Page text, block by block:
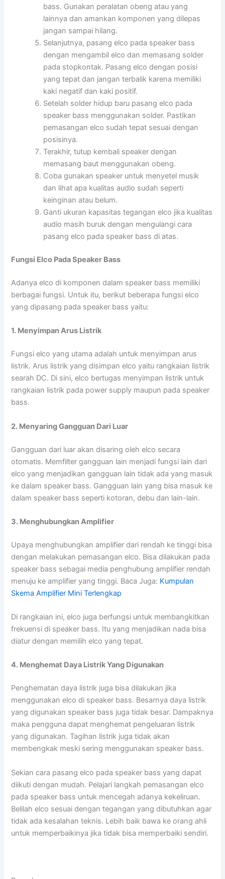
bass. Gunakan peralatan obeng atau yang
lainnya dan amankan komponen yang dilepas
jangan sampai hilang.
Selanjutnya, pasang elco pada speaker bass
dengan mengambil elco dan memasang solder
pada stopkontak. Pasang elco dengan posisi
yang tepat dan jangan terbalik karena memiliki
kaki negatif dan kaki positif.
Setelah solder hidup baru pasang elco pada
speaker bass menggunakan solder. Pastikan
pemasangan elco sudah tepat sesuai dengan
posisinya.
Terakhir, tutup kembali speaker dengan
memasang baut menggunakan obeng.
Coba gunakan speaker untuk menyetel musik
dan lihat apa kualitas audio sudah seperti
keinginan atau belum.
Ganti ukuran kapasitas tegangan elco jika kualitas
audio masih buruk dengan mengulangi cara
pasang elco pada speaker bass di atas.
Fungsi Elco Pada Speaker Bass
Adanya elco di komponen dalam speaker bass memiliki
berbagai fungsi. Untuk itu, berikut beberapa fungsi elco
yang dipasang pada speaker bass yaitu:
1. Menyimpan Arus Listrik
Fungsi elco yang utama adalah untuk menyimpan arus
listrik. Arus listrik yang disimpan elco yaitu rangkaian listrik
searah DC. Di sini, elco bertugas menyimpan listrik untuk
rangkaian listrik pada power supply maupun pada speaker
bass.
2. Menyaring Gangguan Dari Luar
Gangguan dari luar akan disaring oleh elco secara
otomatis. Memfilter gangguan lain menjadi fungsi lain dari
elco yang menjadikan gangguan lain tidak ada yang masuk
ke dalam speaker bass. Gangguan lain yang bisa masuk ke
dalam speaker bass seperti kotoran, debu dan lain-lain.
3. Menghubungkan Amplifier
Upaya menghubungkan amplifier dari rendah ke tinggi bisa
dengan melakukan pemasangan elco. Bisa dilakukan pada
speaker bass sebagai media penghubung amplifier rendah
menuju ke amplifier yang tinggi. Baca Juga: Kumpulan
Skema Amplifier Mini Terlengkap
Di rangkaian ini, elco juga berfungsi untuk membangkitkan
frekuensi di speaker bass. Itu yang menjadikan nada bisa
diatur dengan memilih elco yang tepat.
4. Menghemat Daya Listrik Yang Digunakan
Penghematan daya listrik juga bisa dilakukan jika
menggunakan elco di speaker bass. Besarnya daya listrik
yang digunakan speaker bass juga tidak besar. Dampaknya
maka pengguna dapat menghemat pengeluaran listrik
yang digunakan. Tagihan listrik juga tidak akan
membengkak meski sering menggunakan speaker bass.
Sekian cara pasang elco pada speaker bass yang dapat
diikuti dengan mudah. Pelajari langkah pemasangan elco
pada speaker bass untuk mencegah adanya kekeliruan.
Belilah elco sesuai dengan tegangan yang dibutuhkan agar
tidak ada kesalahan teknis. Lebih baik bawa ke orang ahli
untuk memperbaikinya jika tidak bisa memperbaiki sendiri.